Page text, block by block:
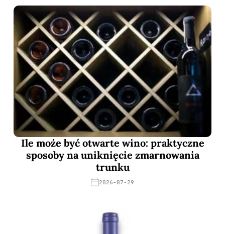
Ile może być otwarte wino: praktyczne
sposoby na uniknięcie zmarnowania
trunku
2026-07-29